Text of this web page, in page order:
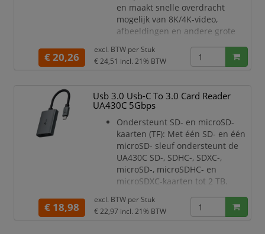
en maakt snelle overdracht
mogelijk van 8K/4K-video,
afbeeldingen en andere grote
resolutie met supersnelle
leessnelheden tot 312 MB/s.
overdrachtsnelheden tot 5 Gbps
met USB 3.0.
Ondersteunt SD- & microSD-
kaarten: Met één SD- en één
microSD-sleuf ondersteunt de
UA440C SD-, SDHC-, SDXC-,
microSD-
€ 20,26
excl. BTW per Stuk
€ 24,51 incl. 21% BTW
Usb 3.0 Usb-C To 3.0 Card Reader
UA430C 5Gbps
Ondersteunt SD- en microSD-
kaarten (TF): Met één SD- en één
microSD- sleuf ondersteunt de
UA430C SD-, SDHC-, SDXC-,
microSD-, microSDHC- en
microSDXC-kaarten tot 2 TB.
uploadsnelheden tot 5 Gbps met
USB 3.0.
€ 18,98
excl. BTW per Stuk
€ 22,97 incl. 21% BTW